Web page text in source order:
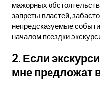
мажорных
запреты властей,
непредсказуемые
началом поездки
2. Если
мне предложат